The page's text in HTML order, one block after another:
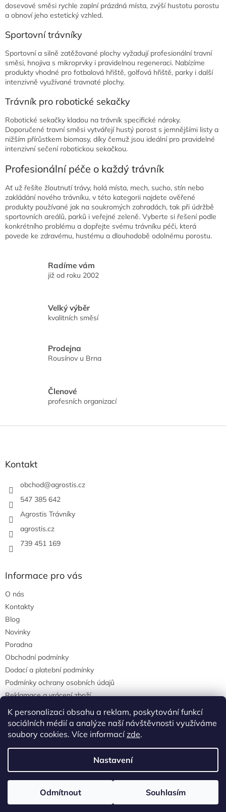
K personalizaci obsahu a reklam, poskytování funkcí
sociálních médií a analýze naší návštěvnosti využíváme
soubory cookies. Více informacízde.
Nastavení
Odmítnout Souhlasím
dosevové směsi rychle zaplní prázdná místa, zvýší hustotu porostu
a obnoví jeho estetický vzhled.
Sportovní trávníky
Sportovní a silně zatěžované plochy vyžadují profesionální travní
směsi, hnojiva s mikroprvky i pravidelnou regeneraci. Nabízíme
produkty vhodné pro fotbalová hřiště, golfová hřiště, parky i další
intenzivně využívané travnaté plochy.
Trávník pro robotické sekačky
Robotické sekačky kladou na trávník specifické nároky.
Doporučené travní směsi vytvářejí hustý porost s jemnějšími listy a
nižším přírůstkem biomasy, díky čemuž jsou ideální pro pravidelné
intenzivní sečení robotickou sekačkou.
Profesionální péče o každý trávník
Ať už řešíte žloutnutí trávy, holá místa, mech, sucho, stín nebo
zakládání nového trávníku, v této kategorii najdete ověřené
produkty používané jak na soukromých zahradách, tak při údržbě
sportovních areálů, parků i veřejné zeleně. Vyberte si řešení podle
konkrétního problému a dopřejte svému trávníku péči, která
povede ke zdravému, hustému a dlouhodobě odolnému porostu.
Radíme vám
již od roku 2002
Velký výběr
kvalitních směsí
Prodejna
Rousínov u Brna
Členové
profesních organizací
Z
Kontakt
obchod@agrostis.cz
547 385 642
Agrostis Trávníky
agrostis.cz
739 451 169
Informace pro vás
O nás
Kontakty
Blog
Novinky
Poradna
Obchodní podmínky
Dodací a platební podmínky
Podmínky ochrany osobních údajů
Reklamace a vrácení zboží
agrostis.cz
Copyright 2026Agrostisobchod.cz. Všechna práva vyhrazena.
Upravit nastavení cookies